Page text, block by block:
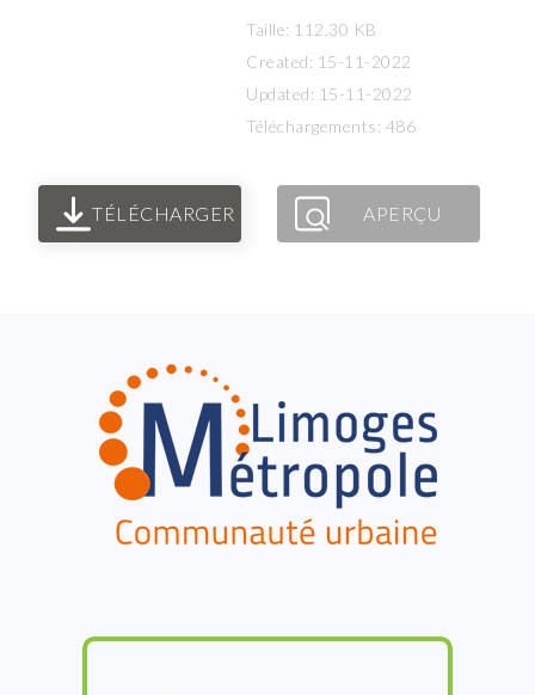
Taille: 112.30 KB
Created: 15-11-2022
Updated: 15-11-2022
Téléchargements: 486
TÉLÉCHARGER APERÇU